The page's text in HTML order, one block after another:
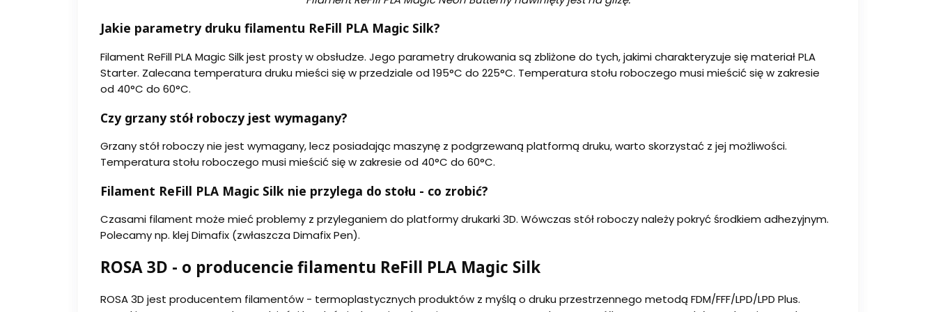
Jakie parametry druku filamentu ReFill PLA Magic Silk?
Filament ReFill PLA Magic Silk jest prosty w obsłudze. Jego parametry drukowania są zbliżone do tych, jakimi charakteryzuje się materiał PLA
Starter. Zalecana temperatura druku mieści się w przedziale od 195°C do 225°C. Temperatura stołu roboczego musi mieścić się w zakresie
od 40°C do 60°C.
Czy grzany stół roboczy jest wymagany?
Grzany stół roboczy nie jest wymagany, lecz posiadając maszynę z podgrzewaną platformą druku, warto skorzystać z jej możliwości.
Temperatura stołu roboczego musi mieścić się w zakresie od 40°C do 60°C.
Filament ReFill PLA Magic Silk nie przylega do stołu - co zrobić?
Czasami filament może mieć problemy z przyleganiem do platformy drukarki 3D. Wówczas stół roboczy należy pokryć środkiem adhezyjnym.
Polecamy np. klej Dimafix (zwłaszcza Dimafix Pen).
ROSA 3D - o producencie filamentu ReFill PLA Magic Silk
ROSA 3D jest producentem filamentów - termoplastycznych produktów z myślą o druku przestrzennego metodą FDM/FFF/LPD/LPD Plus.